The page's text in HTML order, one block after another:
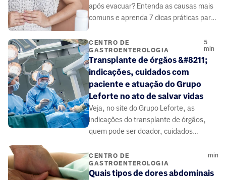
após evacuar? Entenda as causas mais
comuns e aprenda 7 dicas práticas para
CENTRO DE
GASTROENTEROLOGIA
5
min
Transplante de órgãos &#8211;
indicações, cuidados com
paciente e atuação do Grupo
Leforte no ato de salvar vidas
Veja, no site do Grupo Leforte, as
indicações do transplante de órgãos,
quem pode ser doador, cuidados
salvar vidas.
CENTRO DE
GASTROENTEROLOGIA
min
Quais tipos de dores abdominais